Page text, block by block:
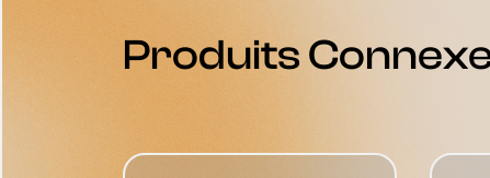
Produits